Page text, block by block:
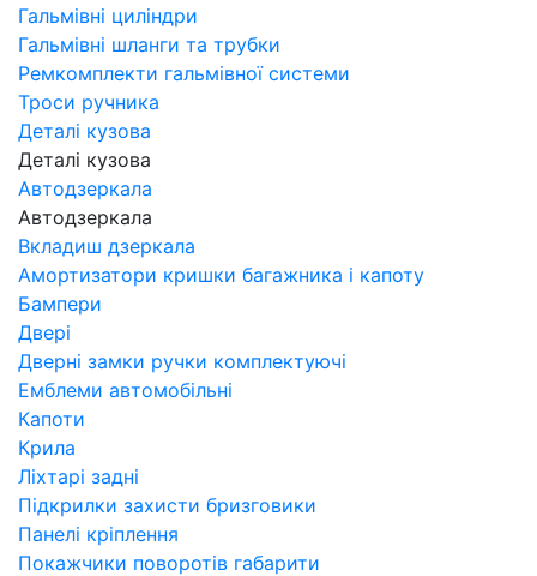
Гальмівні циліндри
Гальмівні шланги та трубки
Ремкомплекти гальмівної системи
Троси ручника
Деталі кузова
Деталі кузова
Автодзеркала
Автодзеркала
Вкладиш дзеркала
Амортизатори кришки багажника і капоту
Бампери
Двері
Дверні замки ручки комплектуючі
Емблеми автомобільні
Капоти
Крила
Ліхтарі задні
Підкрилки захисти бризговики
Панелі кріплення
Покажчики поворотів габарити